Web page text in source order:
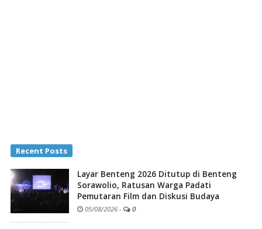
Recent Posts
Layar Benteng 2026 Ditutup di Benteng
Sorawolio, Ratusan Warga Padati
Pemutaran Film dan Diskusi Budaya
05/08/2026 - 0